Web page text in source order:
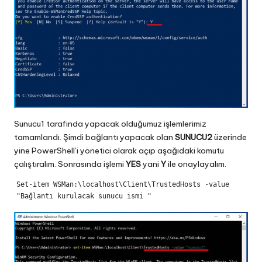
Sunucu1 tarafında yapacak olduğumuz işlemlerimiz
tamamlandı. Şimdi bağlantı yapacak olan SUNUCU2üzerinde
yine PowerShell’i yönetici olarak açıp aşağıdaki komutu
çalıştıralım. Sonrasında işlemi YESyani Yile onaylayalım.
Set-item WSMan:\localhost\Client\TrustedHosts -value
"Bağlantı kurulacak sunucu ismi "